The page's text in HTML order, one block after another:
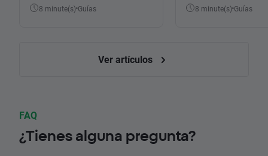
8 minute(s) Guías 8 minute(s) Guías
Ver artículos
FAQ
¿Tienes alguna pregunta?